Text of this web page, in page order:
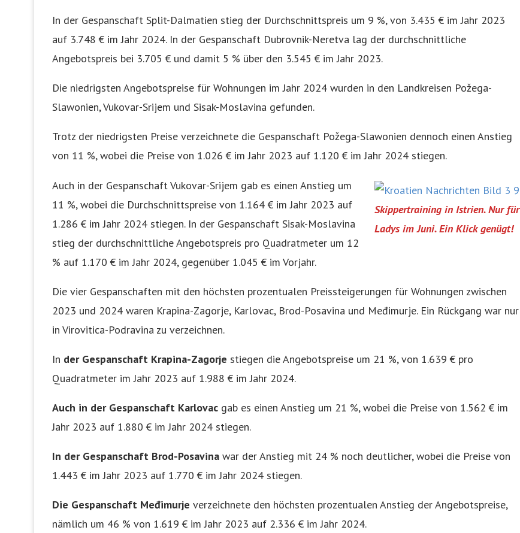
In der Gespanschaft Split-Dalmatien stieg der Durchschnittspreis um 9 %, von 3.435 € im Jahr 2023
auf 3.748 € im Jahr 2024. In der Gespanschaft Dubrovnik-Neretva lag der durchschnittliche
Angebotspreis bei 3.705 € und damit 5 % über den 3.545 € im Jahr 2023.
Die niedrigsten Angebotspreise für Wohnungen im Jahr 2024 wurden in den Landkreisen Požega-
Slawonien, Vukovar-Srijem und Sisak-Moslavina gefunden.
Trotz der niedrigsten Preise verzeichnete die Gespanschaft Požega-Slawonien dennoch einen Anstieg
von 11 %, wobei die Preise von 1.026 € im Jahr 2023 auf 1.120 € im Jahr 2024 stiegen.
Skippertraining in Istrien. Nur für
Ladys im Juni. Ein Klick genügt!
Auch in der Gespanschaft Vukovar-Srijem gab es einen Anstieg um
11 %, wobei die Durchschnittspreise von 1.164 € im Jahr 2023 auf
1.286 € im Jahr 2024 stiegen. In der Gespanschaft Sisak-Moslavina
stieg der durchschnittliche Angebotspreis pro Quadratmeter um 12
% auf 1.170 € im Jahr 2024, gegenüber 1.045 € im Vorjahr.
Die vier Gespanschaften mit den höchsten prozentualen Preissteigerungen für Wohnungen zwischen
2023 und 2024 waren Krapina-Zagorje, Karlovac, Brod-Posavina und Međimurje. Ein Rückgang war nur
in Virovitica-Podravina zu verzeichnen.
In der Gespanschaft Krapina-Zagorje stiegen die Angebotspreise um 21 %, von 1.639 € pro
Quadratmeter im Jahr 2023 auf 1.988 € im Jahr 2024.
Auch in der Gespanschaft Karlovac gab es einen Anstieg um 21 %, wobei die Preise von 1.562 € im
Jahr 2023 auf 1.880 € im Jahr 2024 stiegen.
In der Gespanschaft Brod-Posavina war der Anstieg mit 24 % noch deutlicher, wobei die Preise von
1.443 € im Jahr 2023 auf 1.770 € im Jahr 2024 stiegen.
Die Gespanschaft Međimurje verzeichnete den höchsten prozentualen Anstieg der Angebotspreise,
nämlich um 46 % von 1.619 € im Jahr 2023 auf 2.336 € im Jahr 2024.